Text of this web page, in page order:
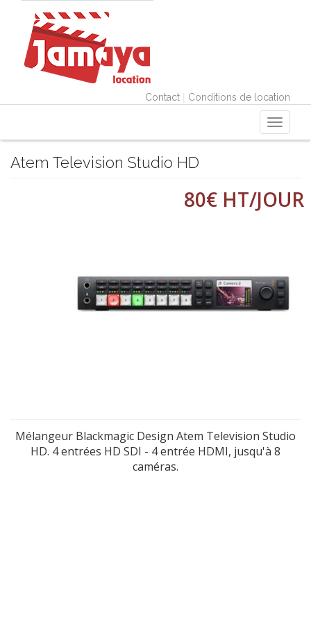
Contact | Conditions de location
Toggle
Atem Television Studio HD
80€ HT/JOUR
Mélangeur Blackmagic Design Atem Television Studio
HD. 4 entrées HD SDI - 4 entrée HDMI, jusqu'à 8
caméras.